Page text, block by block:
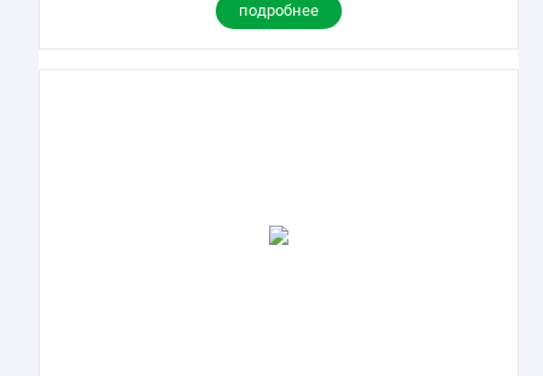
подробнее